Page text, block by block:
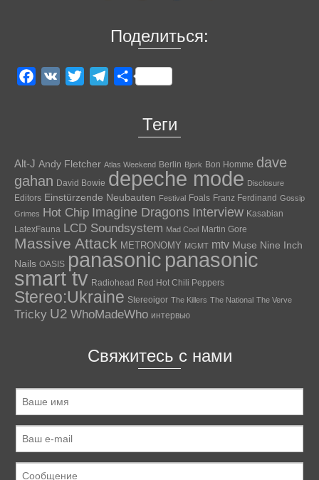
Поделиться:
Facebook
VK Twitter TelegramОтправить
Теги
Alt-J Andy Fletcher Atlas Weekend Berlin Bjork Bon Homme dave
gahan David Bowie depeche mode Disclosure
Editors Einstürzende Neubauten Festival Foals Franz Ferdinand Gossip
Grimes Hot Chip Imagine Dragons Interview Kasabian
LatexFauna LCD Soundsystem Mad Cool Martin Gore
Massive Attack METRONOMY MGMT mtv Muse Nine Inch
Nails OASIS panasonic panasonic
smart tv Radiohead Red Hot Chili Peppers
Stereo:Ukraine Stereoigor The Killers The National The Verve
Tricky U2 WhoMadeWho интервью
Свяжитесь с нами